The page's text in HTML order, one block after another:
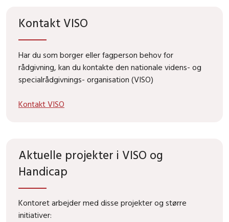
Kontakt VISO
Har du som borger eller fagperson behov for
rådgivning, kan du kontakte den nationale videns- og
specialrådgivnings- organisation (VISO)
Kontakt VISO
Aktuelle projekter i VISO og
Handicap
Kontoret arbejder med disse projekter og større
initiativer: